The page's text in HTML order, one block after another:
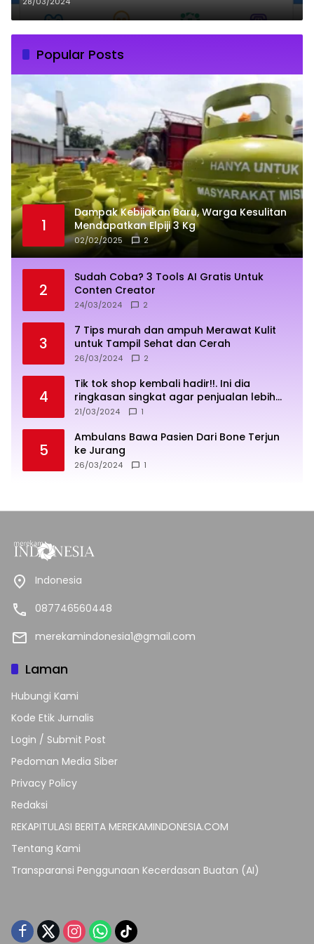
Popular Posts
1
Dampak Kebijakan Baru, Warga Kesulitan
Mendapatkan Elpiji 3 Kg
02/02/2025 2
2
Sudah Coba? 3 Tools AI Gratis Untuk
Conten Creator
24/03/2024 2
3
7 Tips murah dan ampuh Merawat Kulit
untuk Tampil Sehat dan Cerah
26/03/2024 2
4
Tik tok shop kembali hadir!!. Ini dia
ringkasan singkat agar penjualan lebih
sukses
21/03/2024 1
5
Ambulans Bawa Pasien Dari Bone Terjun
ke Jurang
26/03/2024 1
Indonesia
087746560448
merekamindonesia1@gmail.com
Laman
Hubungi Kami
Kode Etik Jurnalis
Login / Submit Post
Pedoman Media Siber
Privacy Policy
Redaksi
REKAPITULASI BERITA MEREKAMINDONESIA.COM
Tentang Kami
Transparansi Penggunaan Kecerdasan Buatan (AI)